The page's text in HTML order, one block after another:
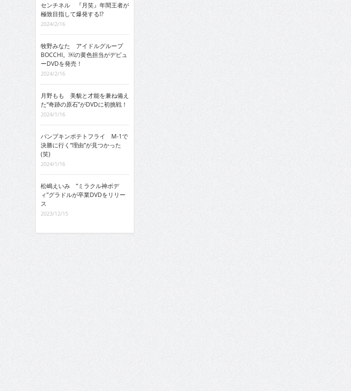
センチネル 『月笑』年間王者が
極致目指して爆発する!?
2024/2/16
牧野みなた アイドルグループ
BOCCHI。￼の黄色担当がデビュ
ーDVDを発売！
2024/2/16
月野もも 美貌と才能を兼ね備え
た“奇跡の原石”がDVDに初挑戦！
2024/1/16
パンプキンポテトフライ M-1で
決勝に行く“理由”が見つかった
(笑)
2024/1/16
松嶋えいみ “ミラクル神ボデ
ィ”グラドルが卒業DVDをリリー
ス
2023/12/15